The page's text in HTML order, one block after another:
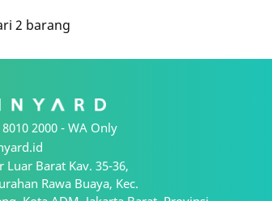
2 barang
8010 2000 - WA Only
Luar Barat Kav. 35-36,
Rawa Buaya, Kec.